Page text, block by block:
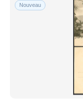
Nouveau